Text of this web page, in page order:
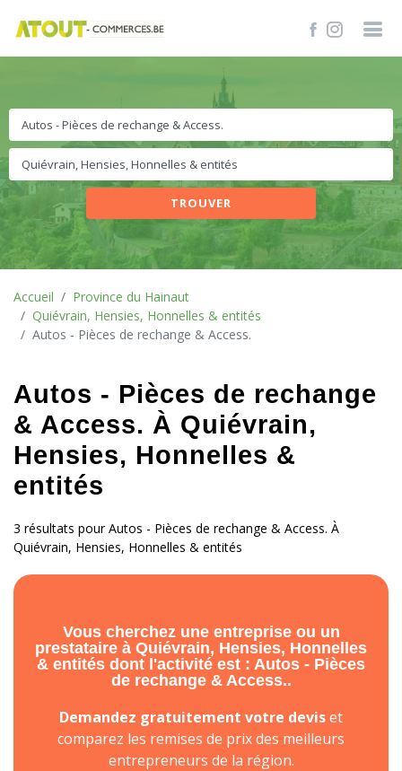
TROUVER
Accueil
Province du Hainaut
Quiévrain, Hensies, Honnelles & entités
Autos - Pièces de rechange & Access.
Autos - Pièces de rechange
& Access. À Quiévrain,
Hensies, Honnelles &
entités
3 résultats pour Autos - Pièces de rechange & Access. À
Quiévrain, Hensies, Honnelles & entités
Vous cherchez une entreprise ou un
prestataire à Quiévrain, Hensies, Honnelles
& entités dont l'activité est : Autos - Pièces
de rechange & Access..
Demandez gratuitement votre deviset
comparez les remises de prix des meilleurs
entrepreneurs de la région.